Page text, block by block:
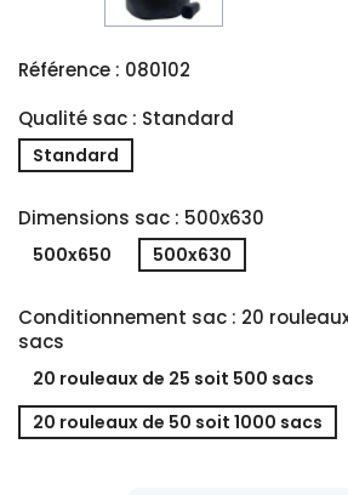
Référence : 080102
Qualité sac : Standard
Standard
Dimensions sac : 500x630
500x650 500x630
Conditionnement sac : 20
sacs
20 rouleaux de 25 soit 500 sacs
20 rouleaux de 50 soit 1000 sacs